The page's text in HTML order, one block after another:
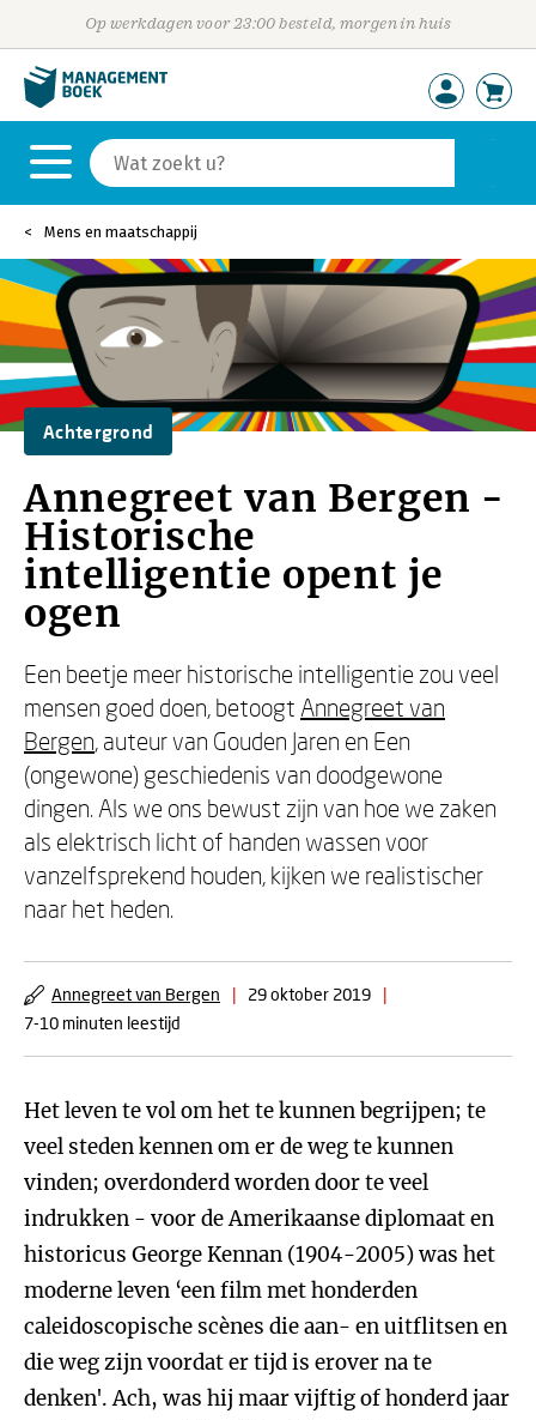
Op werkdagen voor 23:00 besteld, morgen in huis
Mens en maatschappij
Achtergrond
Annegreet van Bergen -
Historische
intelligentie opent je
ogen
Een beetje meer historische intelligentie zou veel
mensen goed doen, betoogt Annegreet van
Bergen, auteur van Gouden Jaren en Een
(ongewone) geschiedenis van doodgewone
dingen. Als we ons bewust zijn van hoe we zaken
als elektrisch licht of handen wassen voor
vanzelfsprekend houden, kijken we realistischer
naar het heden.
Annegreet van Bergen | 29 oktober 2019
|
7-10 minuten leestijd
Het leven te vol om het te kunnen begrijpen; te
veel steden kennen om er de weg te kunnen
vinden; overdonderd worden door te veel
indrukken - voor de Amerikaanse diplomaat en
historicus George Kennan (1904-2005) was het
moderne leven ‘een film met honderden
caleidoscopische scènes die aan- en uitflitsen en
die weg zijn voordat er tijd is erover na te
denken'. Ach, was hij maar vijftig of honderd jaar